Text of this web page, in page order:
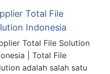
Total File
Indonesia
Total File Solution
| Total File
adalah salah satu